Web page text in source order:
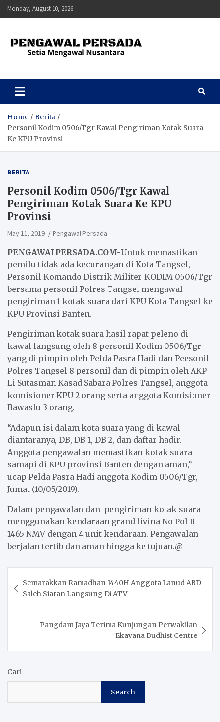
Skip
to
Monday, August 10, 2026
Pengawal Persada
Home
Berita
Personil Kodim 0506/Tgr Kawal Pengiriman Kotak Suara
Ke KPU Provinsi
BERITA
Personil Kodim 0506/Tgr Kawal
Pengiriman Kotak Suara Ke KPU
Provinsi
May 11, 2019 Pengawal Persada
PENGAWALPERSADA.COM-Untuk memastikan
pemilu tidak ada kecurangan di Kota Tangsel,
Personil Komando Distrik Militer-KODIM 0506/Tgr
bersama personil Polres Tangsel mengawal
pengiriman 1 kotak suara dari KPU Kota Tangsel ke
KPU Provinsi Banten.
Pengiriman kotak suara hasil rapat peleno di
kawal langsung oleh 8 personil Kodim 0506/Tgr
yang di pimpin oleh Pelda Pasra Hadi dan Peesonil
Polres Tangsel 8 personil dan di pimpin oleh AKP
Li Sutasman Kasad Sabara Polres Tangsel, anggota
komisioner KPU 2 orang serta anggota Komisioner
Bawaslu 3 orang.
“Adapun isi dalam kota suara yang di kawal
diantaranya, DB, DB 1, DB 2, dan daftar hadir.
Anggota pengawalan memastikan kotak suara
samapi di KPU provinsi Banten dengan aman,”
ucap Pelda Pasra Hadi anggota Kodim 0506/Tgr,
Jumat (10/05/2019).
Dalam pengawalan dan pengiriman kotak suara
menggunakan kendaraan grand livina No Pol B
1465 NMV dengan 4 unit kendaraan. Pengawalan
berjalan tertib dan aman hingga ke tujuan.@
navigation
Semarakkan Ramadhan 1440H Anggota Lanud ABD
Saleh Siaran Langsung Di ATV
Pangdam Jaya Terima Kunjungan Perwakilan
Ekayana Budhist Centre
Cari
Search